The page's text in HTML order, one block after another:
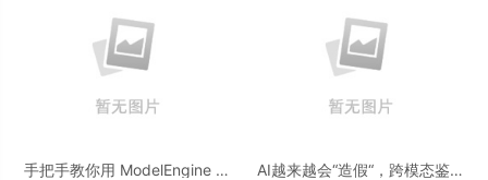
手把手教你用 ModelEngine 打
AI越来越会“造假“，跨模态鉴伪